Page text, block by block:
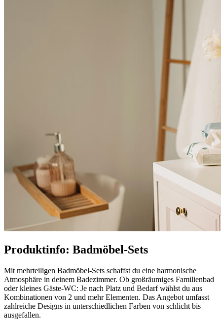
Produktinfo: Badmöbel-Sets
Mit mehrteiligen Badmöbel-Sets schaffst du eine harmonische
Atmosphäre in deinem Badezimmer. Ob großräumiges Familienbad
oder kleines Gäste-WC: Je nach Platz und Bedarf wählst du aus
Kombinationen von 2 und mehr Elementen. Das Angebot umfasst
zahlreiche Designs in unterschiedlichen Farben von schlicht bis
ausgefallen.